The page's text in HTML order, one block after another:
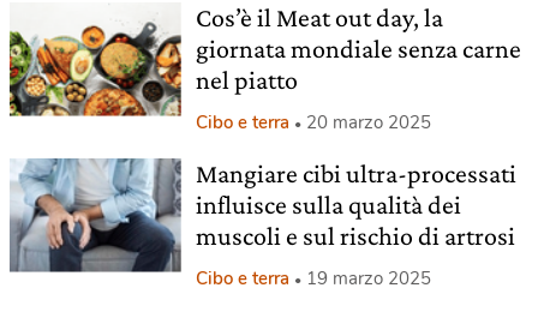
Cos’è il Meat out day, la
giornata mondiale senza carne
nel piatto
Cibo e terra 20 marzo 2025
Mangiare cibi ultra-processati
influisce sulla qualità dei
muscoli e sul rischio di artrosi
Cibo e terra 19 marzo 2025